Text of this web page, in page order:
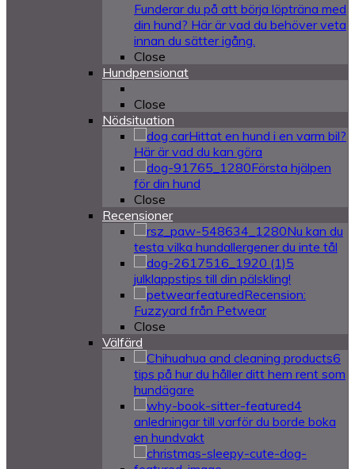
Funderar du på att börja löpträna med
din hund? Här är vad du behöver veta
innan du sätter igång.
Close
Hundpensionat
Close
Nödsituation
Hittat en hund i en varm bil?
Här är vad du kan göra
Första hjälpen
för din hund
Close
Recensioner
Nu kan du
testa vilka hundallergener du inte tål
5
julklappstips till din pälskling!
Recension:
Fuzzyard från Petwear
Close
Välfärd
6
tips på hur du håller ditt hem rent som
hundägare
4
anledningar till varför du borde boka
en hundvakt